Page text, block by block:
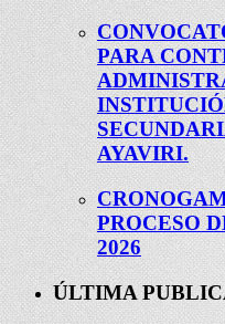
PARA
AYAVIRI.
PROCESO
2026
ÚLTIMA